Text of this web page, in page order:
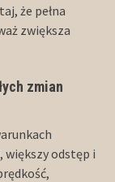
że pełna
zwiększa
zmian
większy odstęp i